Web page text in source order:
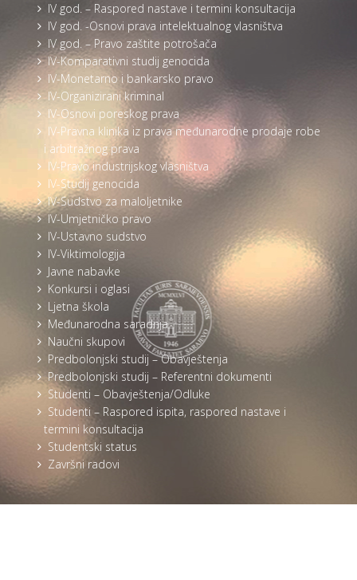
IV god. – Raspored nastave i termini konsultacija
IV god. -Osnovi prava intelektualnog vlasništva
IV god. – Pravo zaštite potrošača
IV-Komparativni studij genocida
IV-Monetarno i bankarsko pravo
IV-Organizirani kriminal
IV-Osnovi poreskog prava
IV-Pravna klinika iz prava međunarodne prodaje robe
i arbitražnog prava
IV-Pravo industrijskog vlasništva
IV-Studij genocida
IV-Sudstvo za maloljetnike
IV-Umjetničko pravo
IV-Ustavno sudstvo
IV-Viktimologija
Javne nabavke
Konkursi i oglasi
Ljetna škola
Međunarodna saradnja
Naučni skupovi
Predbolonjski studij – Obavještenja
Predbolonjski studij – Referentni dokumenti
Studenti – Obavještenja/Odluke
Studenti – Raspored ispita, raspored nastave i
termini konsultacija
Studentski status
Završni radovi